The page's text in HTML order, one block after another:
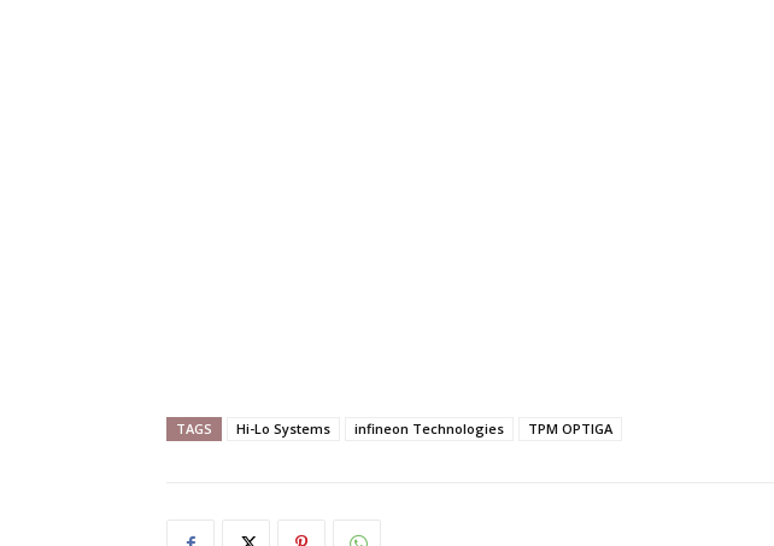
TAGS Hi-Lo Systems infineon Technologies TPM OPTIGA